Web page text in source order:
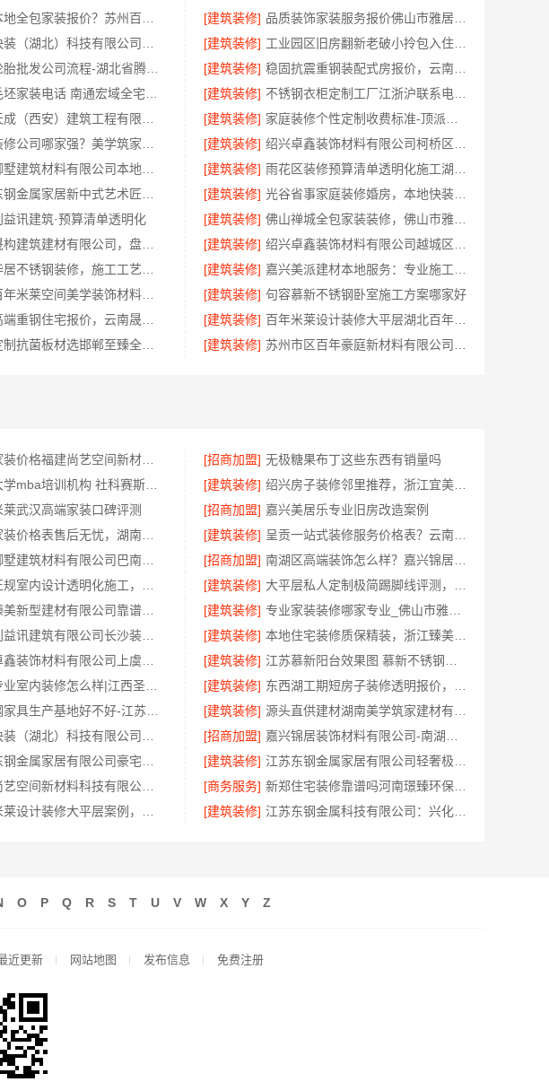
[建筑装修]
[建筑装修]
工业园区旧房翻新老破小拎包入住苏州兔哥哥智装新材料有限公司
[建筑装修]
稳固抗震重钢装配式房报价，云南晟构建筑建材有限公司公开透明
[建筑装修]
[建筑装修]
[建筑装修]
[建筑装修]
[建筑装修]
光谷省事家庭装修婚房，本地快装（湖北）科技有限公司环保用材放心住
益讯建筑·预算清单透明化 [建筑装修]
佛山禅城全包家装装修，佛山市雅居美家建筑装饰工程有限公司
[建筑装修]
[建筑装修]
[建筑装修] 句容慕新不锈钢卧室施工方案哪家好
[建筑装修]
百年米莱设计装修大平层湖北百年米莱空间美学装饰材料有限公司
[建筑装修]
[招商加盟] 无极糖果布丁这些东西有销量吗
[建筑装修]
绍兴房子装修邻里推荐，浙江宜美嘉装饰工程有限公司口碑好
莱武汉高端家装口碑评测 [招商加盟] 嘉兴美居乐专业旧房改造案例
[建筑装修]
呈贡一站式装修服务价格表？云南至高新型建材有限公司透明定价
[招商加盟]
[建筑装修]
[建筑装修]
专业家装装修哪家专业_佛山市雅居美家建筑装饰工程有限公司
[建筑装修]
本地住宅装修质保精装，浙江臻美新型建材有限公司守护您的家
[建筑装修]
[建筑装修]
[建筑装修]
[招商加盟]
[建筑装修]
[商务服务]
新郑住宅装修靠谱吗河南璟臻环保建材有限公司口碑好
[建筑装修] 江苏东钢金属科技有限公司：兴化全屋不锈钢定制生产基地探访
O P Q R S T U V W X Y Z
近更新 网站地图 发布信息 免费注册